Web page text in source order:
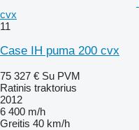
cvx
11
Case IH puma 200 cvx
75 327 € Su PVM
Ratinis traktorius
2012
6 400 m/h
Greitis 40 km/h